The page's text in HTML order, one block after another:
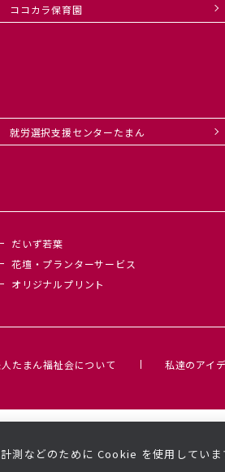
ココカラ保育園
就労選択支援センターたまん
だいず若葉
花壇・プランターサービス
オリジナルプリント
たまん福祉会について 私達のアイ
測などのために Cookie を使用していま